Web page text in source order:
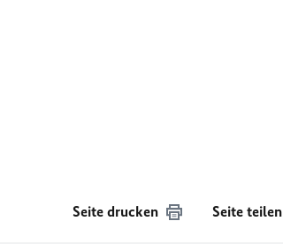
Seite drucken Seite teilen